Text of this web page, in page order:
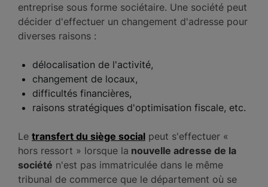
entreprise sous forme sociétaire. Une société peut
décider d'effectuer un changement d'adresse pour
diverses raisons :
délocalisation de l'activité,
changement de locaux,
difficultés financières,
raisons stratégiques d'optimisation fiscale, etc.
Le transfert du siège social peut s'effectuer «
hors ressort » lorsque la nouvelle adresse de la
société n'est pas immatriculée dans le même
tribunal de commerce que le département où se